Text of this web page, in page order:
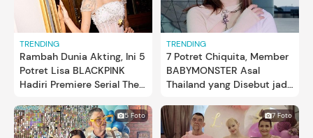
TRENDING
Rambah Dunia Akting, Ini 5
Potret Lisa BLACKPINK
Hadiri Premiere Serial The
TRENDING
7 Potret Chiquita, Member
BABYMONSTER Asal
Thailand yang Disebut jadi
5 Foto 7 Foto